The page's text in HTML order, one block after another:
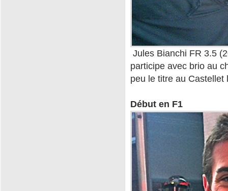
Jules Bianchi FR 3.5
participe avec brio au
peu le titre au
Début en F1